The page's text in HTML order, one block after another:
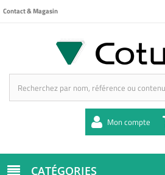
Contact & Magasin
Mon compte
CATÉGORIES